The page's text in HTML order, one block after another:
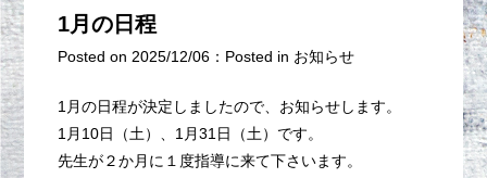
1月の日程
Posted on 2025/12/06： Posted in お知らせ
1月の日程が決定しましたので、お知らせします。
1月10日（土）、1月31日（土）です。
先生が２か月に１度指導に来て下さいます。